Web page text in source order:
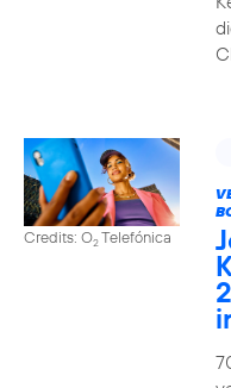
Credits: O2Telefónica